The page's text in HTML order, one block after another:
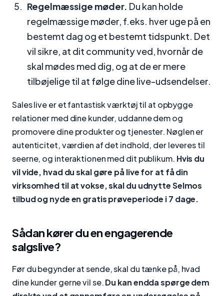
Regelmæssige møder. Du kan holde
regelmæssige møder, f.eks. hver uge på en
bestemt dag og et bestemt tidspunkt. Det
vil sikre, at dit community ved, hvornår de
skal mødes med dig, og at de er mere
tilbøjelige til at følge dine live-udsendelser.
Sales live er et fantastisk værktøj til at opbygge
relationer med dine kunder, uddanne dem og
promovere dine produkter og tjenester. Nøglen er
autenticitet, værdien af det indhold, der leveres til
seerne, og interaktionen med dit publikum. Hvis du
vil vide, hvad du skal gøre på live for at få din
virksomhed til at vokse, skal du udnytte Selmos
tilbud og nyde en gratis prøveperiode i 7 dage.
Sådan kører du en engagerende
salgslive?
Før du begynder at sende, skal du tænke på, hvad
dine kunder gerne vil se.Du kan endda spørge dem